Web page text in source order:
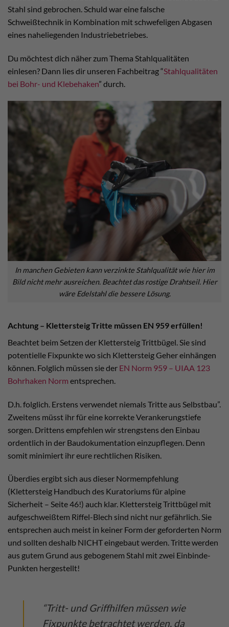
Stahl sind gebrochen. Schuld war eine falsche
Schweißtechnik in Kombination mit schwefeligen Abgasen
eines naheliegenden Industriebetriebes.
Du möchtest dich näher zum Thema Stahlqualitäten
einlesen? Dann lies dir unseren Fachbeitrag “Stahlqualitäten
bei Bohr- und Klebehaken” durch.
In manchen Gebieten kann verzinkte Stahlqualität wie hier im
Bild nicht mehr ausreichen. Beachtet das rostige Drahtseil. Hier
wäre Edelstahl die bessere Lösung.
Achtung – Klettersteig Tritte müssen EN 959 erfüllen!
Beachtet beim Setzen der Klettersteig Trittbügel. Sie sind
potentielle Fixpunkte wo sich Klettersteig Geher einhängen
können. Folglich müssen sie der EN Norm 959 – UIAA 123
Bohrhaken Norm entsprechen.
D.h. folglich. Erstens verwendet niemals Tritte aus Selbstbau”.
Zweitens müsst ihr für eine korrekte Verankerungstiefe
sorgen. Drittens empfehlen wir strengstens den Einbau
ordentlich in der Baudokumentation einzupflegen. Denn
somit minimiert ihr eure rechtlichen Risiken.
Überdies ergibt sich aus dieser Normempfehlung
(Klettersteig Handbuch des Kuratoriums für alpine
Sicherheit – Seite 46!) auch klar. Klettersteig Trittbügel mit
aufgeschweißtem Riffel-Blech sind nicht nur gefährlich. Sie
entsprechen auch meist in keiner Form der geforderten Norm
und sollten deshalb NICHT eingebaut werden. Tritte werden
aus gutem Grund aus gebogenem Stahl mit zwei Einbinde-
Punkten hergestellt!
“Tritt- und Griffhilfen müssen wie
Fixpunkte betrachtet werden, da